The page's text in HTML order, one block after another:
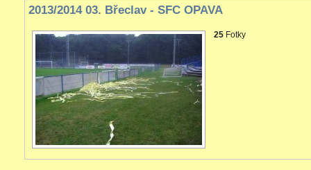
2013/2014 03. Břeclav - SFC OPAVA
25 Fotky